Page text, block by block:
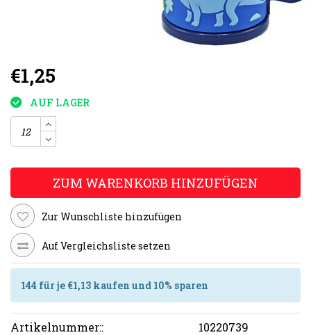
€1,25
AUF LAGER
ZUM WARENKORB HINZUFÜGEN
Zur Wunschliste hinzufügen
Auf Vergleichsliste setzen
144 für je €1,13 kaufen und 10% sparen
Artikelnummer:: 10220739